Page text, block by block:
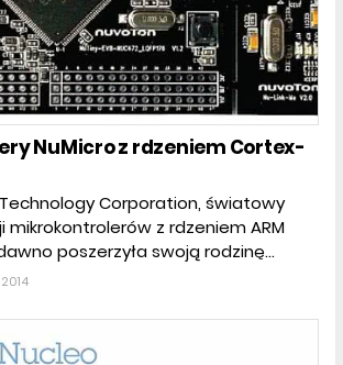
NuMicro z rdzeniem Cortex-
Corporation, światowy
mikrokontrolerów z rdzeniem ARM
poszerzyła swoją rodzinę...